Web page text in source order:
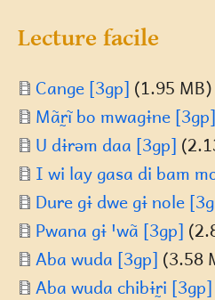
Lecture facile
Document
Cange [3gp] (1.95 MB)
Document
Mãr̰ĩ bo mwagɨne [3gp]
Document
U dɨrəm daa [3gp]
Document
I wi lay gasa di bam
Document
Dure gɨ dwe gɨ nole
Document
Pwana gɨ ꞌwã [3gp]
Document
Aba wuda [3gp] (3.58
Document
Aba wuda chibɨr̰i [3gp]